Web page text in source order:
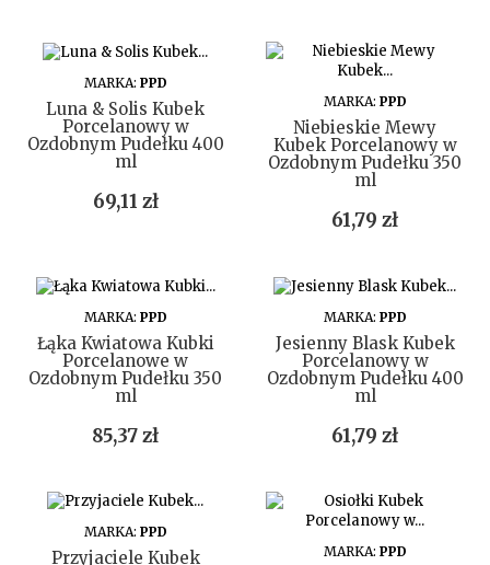
DO KOSZYKA
MARKA: PPD
Luna & Solis Kubek
Porcelanowy w
Ozdobnym Pudełku 400
ml
Cena
69,11 zł
DO KOSZYKA
MARKA: PPD
Niebieskie Mewy
Kubek Porcelanowy w
Ozdobnym Pudełku 350
ml
Cena
61,79 zł
DO KOSZYKA
MARKA: PPD
Łąka Kwiatowa Kubki
Porcelanowe w
Ozdobnym Pudełku 350
ml
Cena
85,37 zł
DO KOSZYKA
MARKA: PPD
Jesienny Blask Kubek
Porcelanowy w
Ozdobnym Pudełku 400
ml
Cena
61,79 zł
DO KOSZYKA
MARKA: PPD
Przyjaciele Kubek
DO KOSZYKA
MARKA: PPD